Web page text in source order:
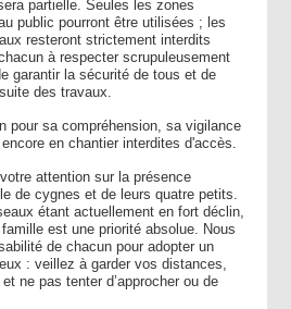
partielle. Seules les zones
public pourront être utilisées ; les
resteront strictement interdits
à respecter scrupuleusement
garantir la sécurité de tous et de
des travaux.
pour sa compréhension, sa vigilance
en chantier interdites d'accès.
attention sur la présence
de cygnes et de leurs quatre petits.
étant actuellement en fort déclin,
est une priorité absolue. Nous
de chacun pour adopter un
: veillez à garder vos distances,
ne pas tenter d’approcher ou de